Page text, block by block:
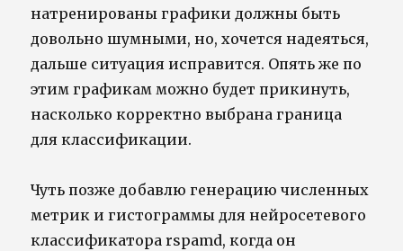
натренированы графики должны быть
довольно шумными, но, хочется надеяться,
дальше ситуация исправится. Опять же по
этим графикам можно будет прикинуть,
насколько корректно выбрана граница
для классификации.
Чуть позже добавлю генерацию численных
метрик и гистограммы для нейросетевого
классификатора rspamd, когда он